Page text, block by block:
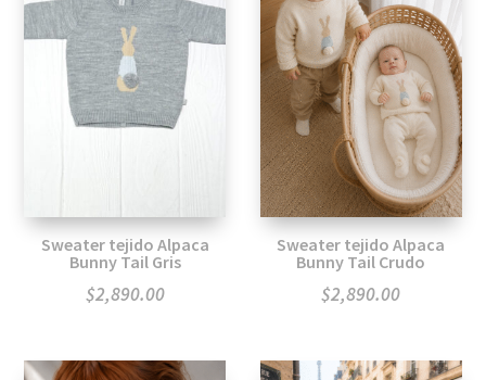
Sweater tejido Alpaca
Bunny Tail Gris
$2,890.00
Sweater tejido Alpaca
Bunny Tail Crudo
$2,890.00